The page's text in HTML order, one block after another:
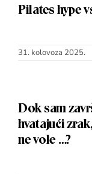
Pilates hype
31. kolovoza 2025.
Dok sam
hvatajući
ne vole …?